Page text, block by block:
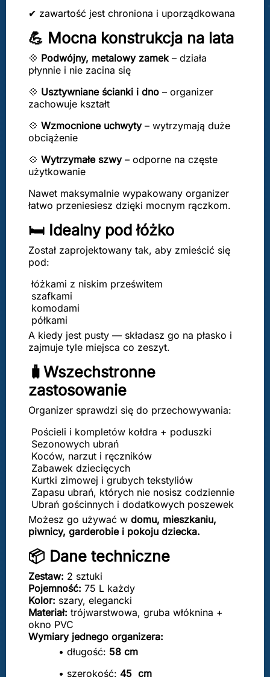
✔ zawartość jest chroniona i uporządkowana
💪 Mocna konstrukcja na lata
💠 Podwójny, metalowy zamek– działa
płynnie i nie zacina się
💠 Usztywniane ścianki i dno – organizer
zachowuje kształt
💠 Wzmocnione uchwyty– wytrzymają duże
obciążenie
💠 Wytrzymałe szwy– odporne na częste
użytkowanie
Nawet maksymalnie wypakowany organizer
łatwo przeniesiesz dzięki mocnym rączkom.
🛏️ Idealny pod łóżko
Został zaprojektowany tak, aby zmieścić się
pod:
łóżkami z niskim prześwitem
szafkami
komodami
półkami
A kiedy jest pusty — składasz go na płasko i
zajmuje tyle miejsca co zeszyt.
🧳Wszechstronne
zastosowanie
Organizer sprawdzi się do przechowywania:
Pościeli i kompletów kołdra + poduszki
Sezonowych ubrań
Koców, narzut i ręczników
Zabawek dziecięcych
Kurtki zimowej i grubych tekstyliów
Zapasu ubrań, których nie nosisz codziennie
Ubrań gościnnych i dodatkowych poszewek
Możesz go używać w domu, mieszkaniu,
piwnicy, garderobie i pokoju dziecka.
📦 Dane techniczne
Zestaw: 2 sztuki
Pojemność: 75 L każdy
Kolor: szary, elegancki
Materiał: trójwarstwowa, gruba włóknina +
okno PVC
Wymiary jednego organizera:
• długość: 58 cm
• szerokość: 45 cm